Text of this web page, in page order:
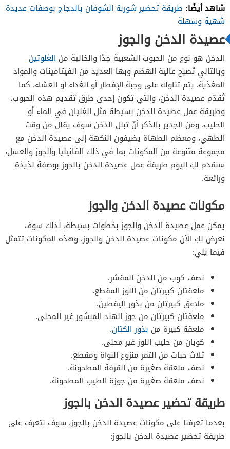
شاهد أيضًا: طريقة تحضير شوربة الشوفان بالدجاج بوصفات عديدة
شهية وسهلة
عصيدة الدخن والجوز
الدخن هو نوع من الحبوب الشعبية جدًا والخالية من الغلوتين
وبالتالي تُصبح عالية الهضم وبها العديد من الفيتامينات والمواد
المغذية، يتم تناوله على وجبة الإفطار أو الغداء أو العشاء، كما
تُقدّم عصيدة الدخن، والتي تكون إحدى طرق تقديم هذه الحبوب،
وطريقة عمل عصيدة الدخن بسيطة مثل الغليان في الماء أو
الحليب، ومن الجدير بالذكر أنّ تبلل الدخن سوف يقلل من وقت
الطهي، ومعظم الطهاة يضيفون النكهة إلى عصيدة الدخن مع
مجموعة متنوعة من المكونات بما في ذلك الفانيليا والجوز والعسل،
سنقدم لكِ اليوم طريقة عمل عصيدة الدخن بالجوز بوصفة لذيذة
ورائعة.
مكونات عصيدة الدخن والجوز
يمكن عمل عصيدة الدخن والجوز بخطوات بسيطة، لذلك سوف
نعرض لكِ الآن مكونات عصيدة الدخن والجوز، وهذه المكونات تتمثل
فيما يلي:
نصف كوب من الدخن المقشر.
ملعقتان كبيرتان من اللوز المقطع.
ملاعق كبيرتان من بذور اليقطين.
ملعقتان كبيرتان من جوز الهند المبشور غير المحلى.
ملعقة كبيرة من بذور الكتان.
كوبان من حليب اللوز غير محلى.
ثلاث حبات من التمر منزوع النواة ومقطع.
نصف ملعقة صغيرة من القرفة المطحونة.
نصف ملعقة صغيرة من جوزة الطيب المطحونة.
طريقة تحضير عصيدة الدخن بالجوز
بعدما تعرفنا على مكونات عصيدة الدخن بالجوز، سوف نتعرف على
طريقة تحضير عصيدة الدخن بالجوز: